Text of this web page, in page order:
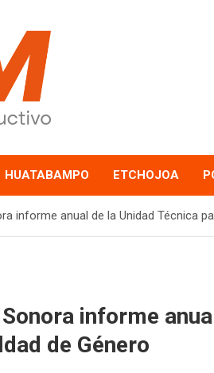
HUATABAMPO ETCHOJOA
informe anual de la Unidad Técnica
informe
de Género